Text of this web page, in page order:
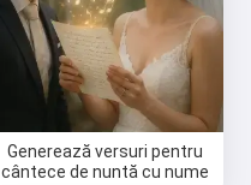
Generează versuri pentru
cântece de nuntă cu nume